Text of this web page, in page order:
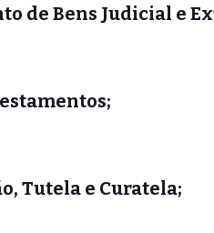
de Bens Judicial e
Tutela e Curatela;